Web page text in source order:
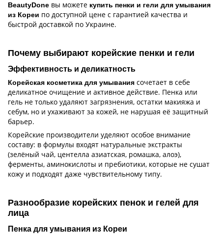
BeautyDone вы можете купить пенки и гели для умывания
из Кореи по доступной цене с гарантией качества и
быстрой доставкой по Украине.
Почему выбирают корейские пенки и гели
Эффективность и деликатность
Корейская косметика для умывания сочетает в себе
деликатное очищение и активное действие. Пенка или
гель не только удаляют загрязнения, остатки макияжа и
себум, но и ухаживают за кожей, не нарушая её защитный
барьер.
Корейские производители уделяют особое внимание
составу: в формулы входят натуральные экстракты
(зелёный чай, центелла азиатская, ромашка, алоэ),
ферменты, аминокислоты и пребиотики, которые не сушат
кожу и подходят даже чувствительному типу.
Разнообразие корейских пенок и гелей для
лица
Пенка для умывания из Кореи